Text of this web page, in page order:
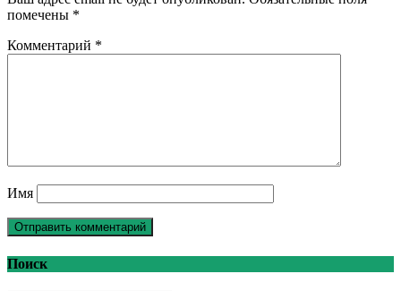
помечены *
Комментарий *
Имя
Поиск